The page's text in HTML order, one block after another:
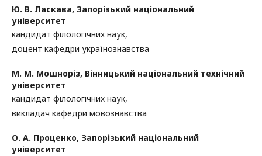
Ю. В. Ласкава, Запорізький національний
університет
кандидат філологічних наук,
доцент кафедри українознавства
М. М. Мошноріз, Вінницький національний технічний
університет
кандидат філологічних наук,
викладач кафедри мовознавства
О. А. Проценко, Запорізький національний
університет